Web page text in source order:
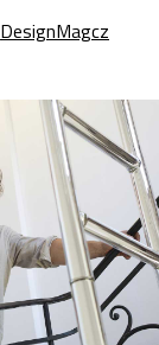
DesignMagcz